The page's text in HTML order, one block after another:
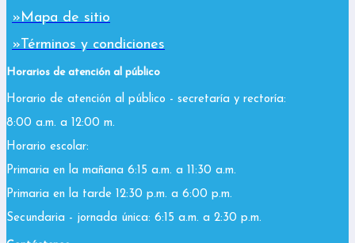
»Mapa de sitio
»Términos y condiciones
Horarios de atención al público
Horario de atención al público - secretaría y rectoría:
8:00 a.m. a 12:00 m.
Horario escolar:
Primaria en la mañana 6:15 a.m. a 11:30 a.m.
Primaria en la tarde 12:30 p.m. a 6:00 p.m.
Secundaria - jornada única: 6:15 a.m. a 2:30 p.m.